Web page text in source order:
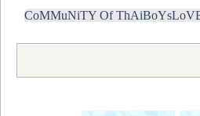
CoMMuNiTY Of